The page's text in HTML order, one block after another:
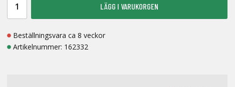
LÄGG I VARUKORGEN
Beställningsvara ca 8 veckor
Artikelnummer: 162332